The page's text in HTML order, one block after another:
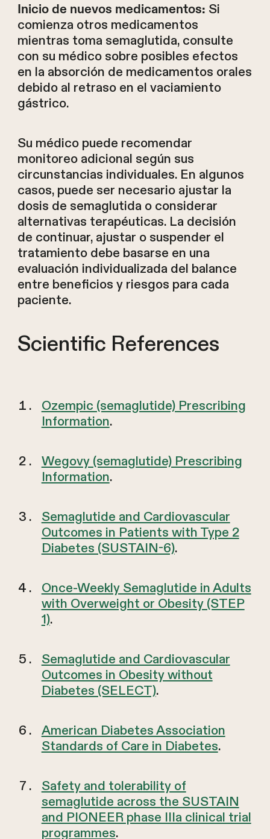
Inicio de nuevos medicamentos: Si
comienza otros medicamentos
mientras toma semaglutida, consulte
con su médico sobre posibles efectos
en la absorción de medicamentos orales
debido al retraso en el vaciamiento
gástrico.
Su médico puede recomendar
monitoreo adicional según sus
circunstancias individuales. En algunos
casos, puede ser necesario ajustar la
dosis de semaglutida o considerar
alternativas terapéuticas. La decisión
de continuar, ajustar o suspender el
tratamiento debe basarse en una
evaluación individualizada del balance
entre beneficios y riesgos para cada
paciente.
Scientific References
Ozempic (semaglutide) Prescribing
Information.
Wegovy (semaglutide) Prescribing
Information.
Semaglutide and Cardiovascular
Outcomes in Patients with Type 2
Diabetes (SUSTAIN-6).
Once-Weekly Semaglutide in Adults
with Overweight or Obesity (STEP
1).
Semaglutide and Cardiovascular
Outcomes in Obesity without
Diabetes (SELECT).
American Diabetes Association
Standards of Care in Diabetes.
Safety and tolerability of
semaglutide across the SUSTAIN
and PIONEER phase IIIa clinical trial
programmes.